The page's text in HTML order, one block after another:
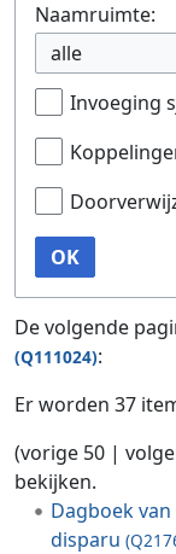
Naamruimte:
alle
Invoeging
OK
De volgende
(Q111024):
Er worden 37
(vorige 50 |
bekijken.
Dagboek
disparu